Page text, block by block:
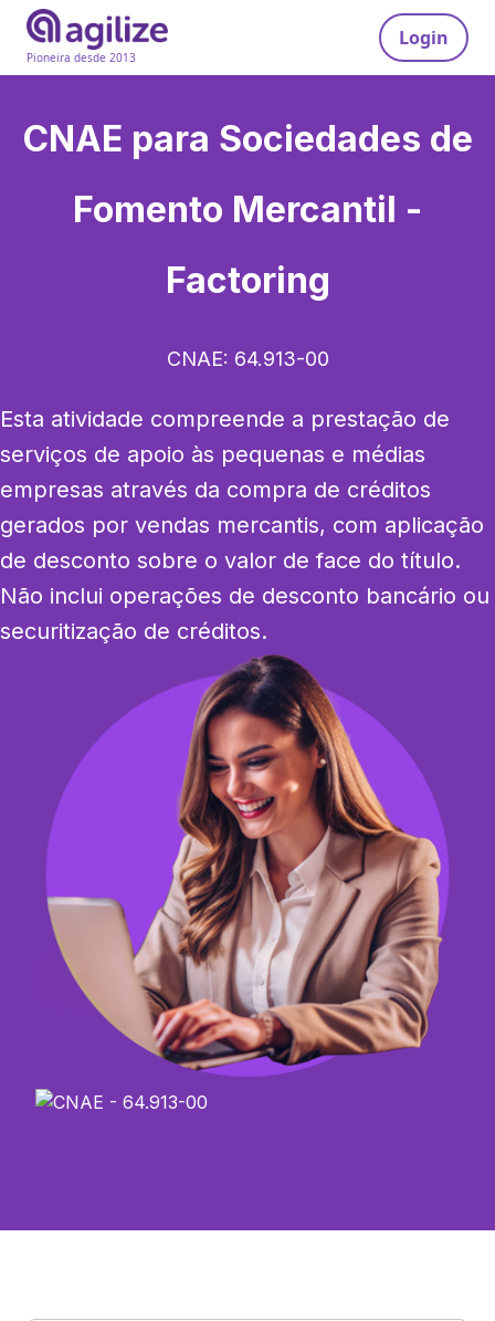
Pioneira desde 2013
Login
CNAE para Sociedades de
Fomento Mercantil -
Factoring
CNAE: 64.913-00
Esta atividade compreende a prestação de
serviços de apoio às pequenas e médias
empresas através da compra de créditos
gerados por vendas mercantis, com aplicação
de desconto sobre o valor de face do título.
Não inclui operações de desconto bancário ou
securitização de créditos.